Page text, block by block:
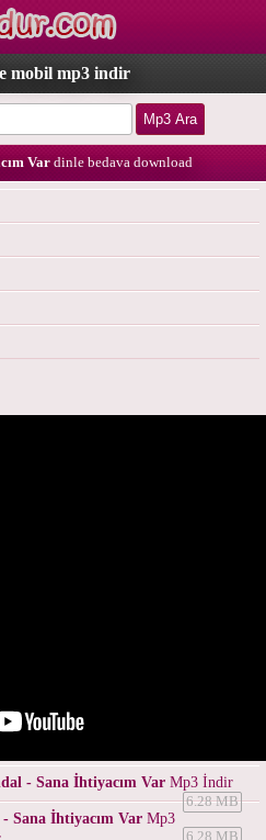
mobil mp3 indir
Var dinle bedava download
- Sana İhtiyacım Var Mp3 İndir
6.28 MB
Sana İhtiyacım VarMp3